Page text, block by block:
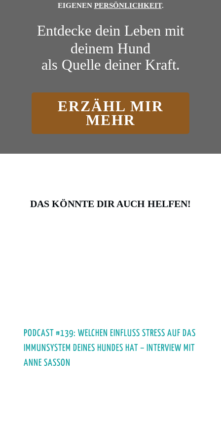
EIGENEN PERSÖNLICHKEIT.
Entdecke dein Leben mit
deinem Hund
als Quelle deiner Kraft.
ERZÄHL MIR
MEHR
DAS KÖNNTE DIR AUCH HELFEN!
PODCAST #139: WELCHEN EINFLUSS STRESS AUF DAS
IMMUNSYSTEM DEINES HUNDES HAT – INTERVIEW MIT
ANNE SASSON